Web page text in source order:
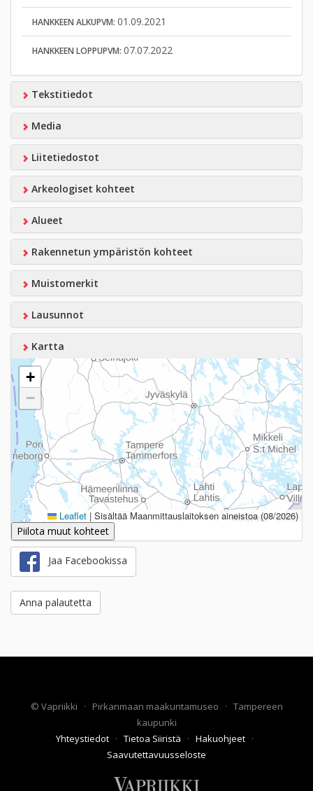
HANKKEEN ALKUPVM: 01.09.2021
HANKKEEN LOPPUPVM: 07.07.2022
Tekstitiedot
Media
Liitetiedostot
Arkeologiset kohteet
Alueet
Rakennetun ympäristön kohteet
Muistomerkit
Lausunnot
Kartta
+
−
Leaflet | Sisältää Maanmittauslaitoksen aineistoa (08/2026)
Piilota muut kohteet
Jaa Facebookissa
Anna palautetta
© Vapriikki · Pirkanmaan maakuntamuseo · Tampereen
kaupunki
Yhteystiedot · Tietoa Siiristä · Hakuohjeet ·
Saavutettavuusseloste